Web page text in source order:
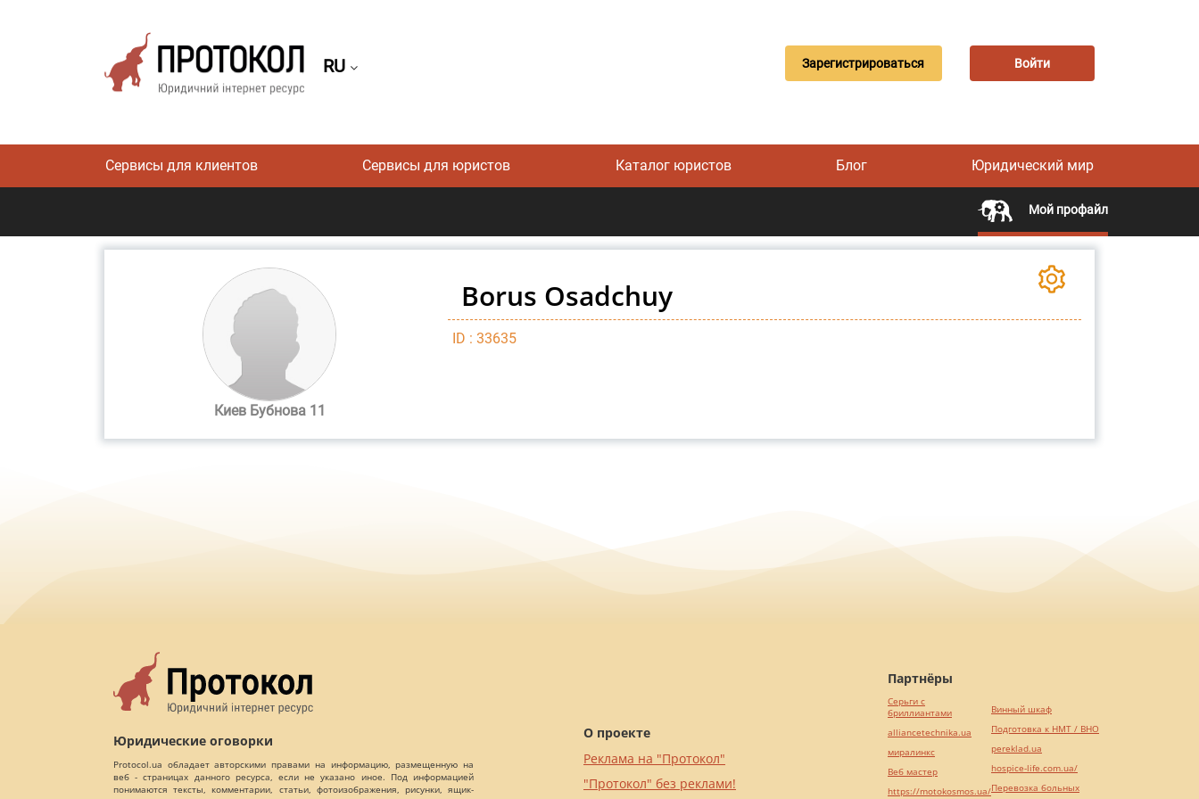
RU Зарегистрироваться Войти
Сервисы для клиентов Сервисы для юристов Каталог юристов Блог Юридический мир
Мой профайл
Киев Бубнова 11
Borus Osadchuy
ID : 33635
Юридические оговорки
Protocol.ua обладает авторскими правами на информацию, размещенную на
веб - страницах данного ресурса, если не указано иное. Под информацией
понимаются тексты, комментарии, статьи, фотоизображения, рисунки, ящик-
О проекте
Реклама на "Протокол"
"Протокол" без реклами!
Партнёры
Серьги с
бриллиантами
alliancetechnika.ua
миралинкс
Веб мастер
https://motokosmos.ua/
Винный шкаф
Подготовка к НМТ / ВНО
pereklad.ua
hospice-life.com.ua/
Перевозка больных